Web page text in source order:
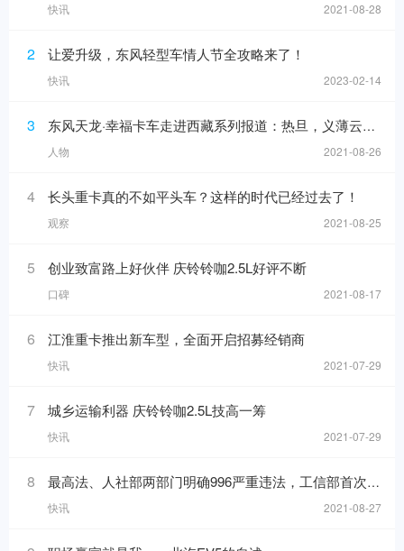
快讯 2021-08-28
2 让爱升级，东风轻型车情人节全攻略来了！
快讯 2023-02-14
3 东风天龙·幸福卡车走进西藏系列报道：热旦，义薄云天的带头大哥
人物 2021-08-26
4 长头重卡真的不如平头车？这样的时代已经过去了！
观察 2021-08-25
5 创业致富路上好伙伴 庆铃铃咖2.5L好评不断
口碑 2021-08-17
6 江淮重卡推出新车型，全面开启招募经销商
快讯 2021-07-29
7 城乡运输利器 庆铃铃咖2.5L技高一筹
快讯 2021-07-29
8 最高法、人社部两部门明确996严重违法，工信部首次发布中国汽车产业发展年报
快讯 2021-08-27